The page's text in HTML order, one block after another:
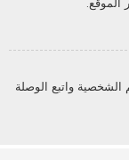
الشخصية واتبع الوصلة